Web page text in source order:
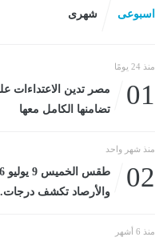
اسبوعى شهرى
منذ 24 يومًا
01
مصر تدين الاعتداءات
تضامنها الكامل معها
منذ شهر واحد
02
والأرصاد تكشف درجات...اليوم
منذ 6 أشهر